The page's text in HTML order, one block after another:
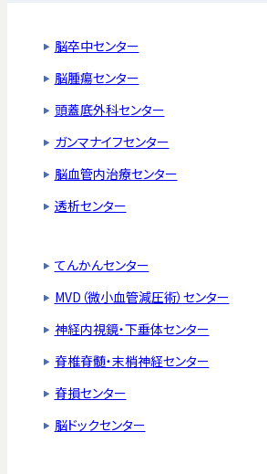
脳卒中センター
脳腫瘍センター
頭蓋底外科センター
ガンマナイフセンター
脳血管内治療センター
透析センター
てんかんセンター
MVD（微小血管減圧術）センター
神経内視鏡・下垂体センター
脊椎脊髄・末梢神経センター
脊損センター
脳ドックセンター